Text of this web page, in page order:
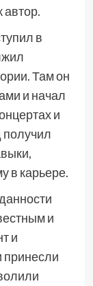
автор.
в
Там он
и начал
и
в карьере.
и
и
принесли